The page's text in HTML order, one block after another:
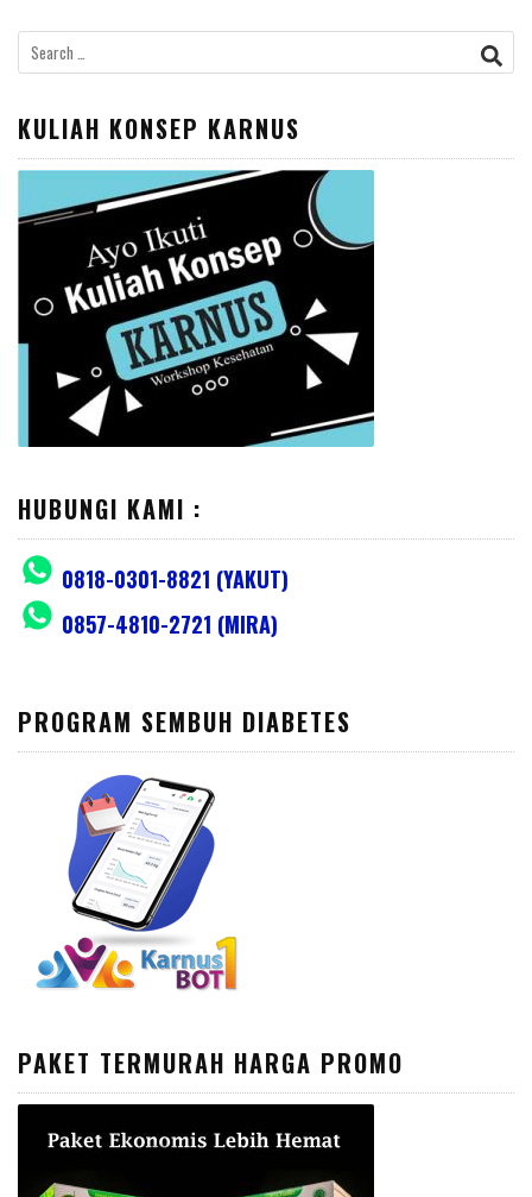
Search
for:
KULIAH KONSEP KARNUS
HUBUNGI KAMI :
0818-0301-8821 (YAKUT)
0857-4810-2721 (MIRA)
PROGRAM SEMBUH DIABETES
PAKET TERMURAH HARGA PROMO